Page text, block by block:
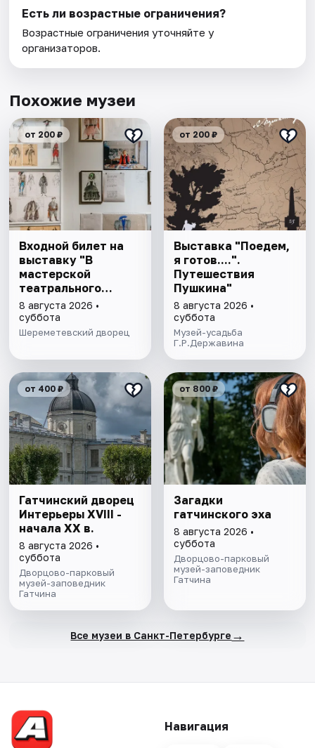
Есть ли возрастные ограничения?
Возрастные ограничения уточняйте у
организаторов.
Похожие музеи
от 200 ₽
Входной билет на
выставку "В
мастерской
театрального
художника"
8 августа 2026 •
суббота
Шереметевский дворец
от 200 ₽
Выставка "Поедем,
я готов....".
Путешествия
Пушкина"
8 августа 2026 •
суббота
Музей-усадьба
Г.Р.Державина
от 400 ₽
Гатчинский дворец
Интерьеры ХVIII -
начала ХХ в.
8 августа 2026 •
суббота
Дворцово-парковый
музей-заповедник
Гатчина
от 800 ₽
Загадки
гатчинского эха
8 августа 2026 •
суббота
Дворцово-парковый
музей-заповедник
Гатчина
Все музеи в Санкт-Петербурге →
Навигация